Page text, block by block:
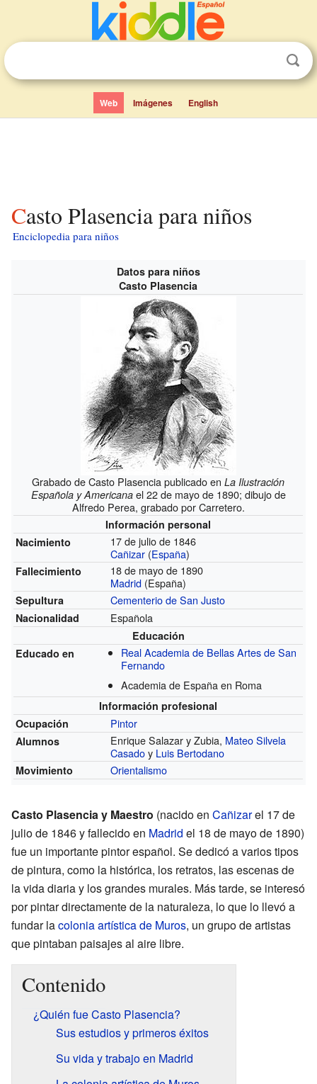
Web Imágenes English
Casto Plasencia para niños
Enciclopedia para niños
Datos para niños
Casto Plasencia
Grabado de Casto Plasencia publicado enLa Ilustración
Española y Americanael 22 de mayo de 1890; dibujo de
Alfredo Perea, grabado por Carretero.
Información personal
Nacimiento
17 de julio de 1846
Cañizar (España)
Fallecimiento
18 de mayo de 1890
Madrid (España)
Sepultura Cementerio de San Justo
Nacionalidad Española
Educación
Educado en
Real Academia de Bellas Artes de San
Fernando
Academia de España en Roma
Información profesional
Ocupación
Pintor
Alumnos Enrique Salazar y Zubia, Mateo Silvela
Casadoy Luis Bertodano
Movimiento Orientalismo
Casto Plasencia y Maestro (nacido en Cañizarel 17 de
julio de 1846 y fallecido en Madrid el 18 de mayo de 1890)
fue un importante pintor español. Se dedicó a varios tipos
de pintura, como la histórica, los retratos, las escenas de
la vida diaria y los grandes murales. Más tarde, se interesó
por pintar directamente de la naturaleza, lo que lo llevó a
fundar lacolonia artística de Muros, un grupo de artistas
que pintaban paisajes al aire libre.
Contenido
¿Quién fue Casto Plasencia?
Sus estudios y primeros éxitos
Su vida y trabajo en Madrid